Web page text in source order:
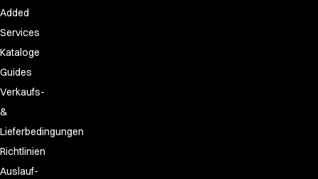
Added
Services
Kataloge
Guides
Verkaufs-
&
Lieferbedingungen
Richtlinien
Auslauf-